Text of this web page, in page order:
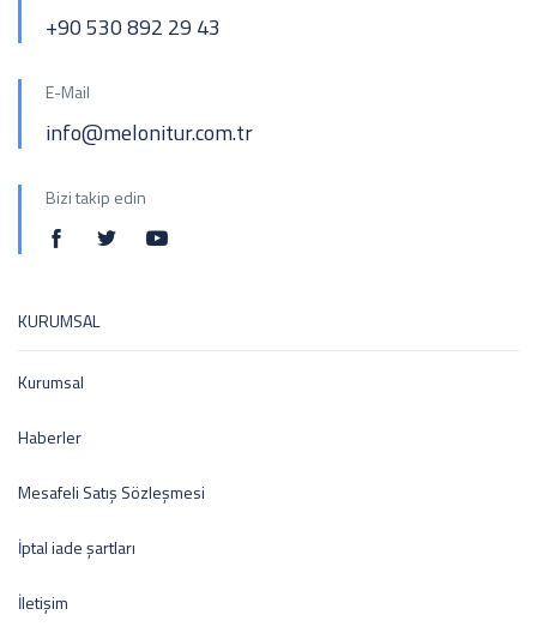
+90 530 892 29 43
E-Mail
info@melonitur.com.tr
Bizi takip edin
KURUMSAL
Kurumsal
Haberler
Mesafeli Satış Sözleşmesi
İptal iade şartları
İletişim